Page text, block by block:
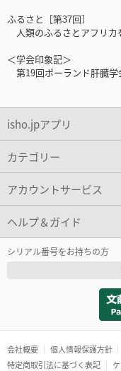
ふるさと［第37回］
人類のふるさとアフリ
＜学会印象記＞
第19回ポーランド肝臓
isho.jpアプリ
カテゴリー
アカウントサービス
ヘルプ＆ガイド
シリアル番号をお持ちの方
会社概要 個人情報保護方針
特定商取引法に基づく表記